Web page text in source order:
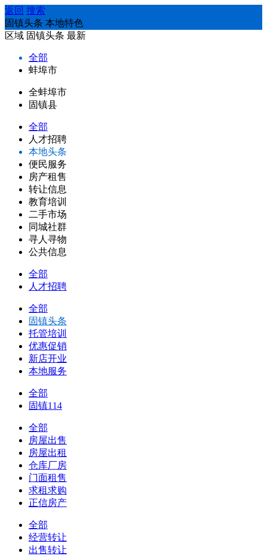
返回 搜索
固镇头条 本地特色
区域 固镇头条 最新
全部
蚌埠市
全蚌埠市
固镇县
全部
人才招聘
本地头条
便民服务
房产租售
转让信息
教育培训
二手市场
同城社群
寻人寻物
公共信息
全部
人才招聘
全部
固镇头条
托管培训
优惠促销
新店开业
本地服务
全部
固镇114
全部
房屋出售
房屋出租
仓库厂房
门面租售
求租求购
正信房产
全部
经营转让
出售转让